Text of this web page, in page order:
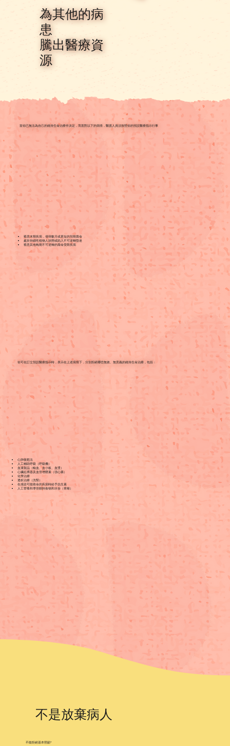
為其他的病
患
​騰出醫療資
源
​當你已無法為自己的維持生命治療作決定，而面對以下的病情，醫護人員須按照你的預設醫療指示行事
罹患末期疾病，僅得數月或更短的預期壽命
處於持續性植物人狀態或陷入不可逆轉昏迷
罹患其他晚期不可逆轉的壽命受限疾病
你可在訂立預設醫療指示時，表示在上述病情下，分別拒絕哪些無效、無意義的維持生命治療，包括：
心肺復甦法
人工輔助呼吸（呼吸機）
血液製品（輸血、血小板、血漿）
心臟起搏器及血管增壓素（强心藥）
化學治療
透析治療（洗腎）
在感染可能致命的疾病時給予抗生素
人工營養和導管餵飼食物和水份（胃喉）
不是放棄病人
不能拒絕基本照顧*